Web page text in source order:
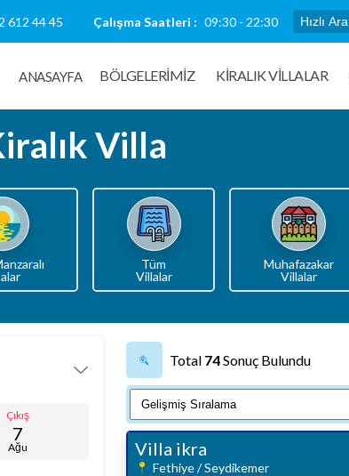
612 44 45 Çalışma Saatleri : 09:30 - 22:30
ANASAYFA BÖLGELERİMİZ KIRALIK VILLALAR
Villa
Tüm
Villalar
Muhafazakar
Villalar
Çıkış
7
Ağu
Total 74Sonuç Bulundu
Villa ikra
Fethiye / Seydikemer